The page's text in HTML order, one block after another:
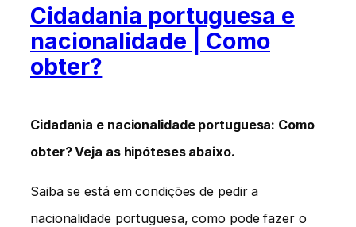
Cidadania portuguesa e
nacionalidade | Como
obter?
Cidadania e nacionalidade portuguesa: Como
obter? Veja as hipóteses abaixo.
Saiba se está em condições de pedir a
nacionalidade portuguesa, como pode fazer o